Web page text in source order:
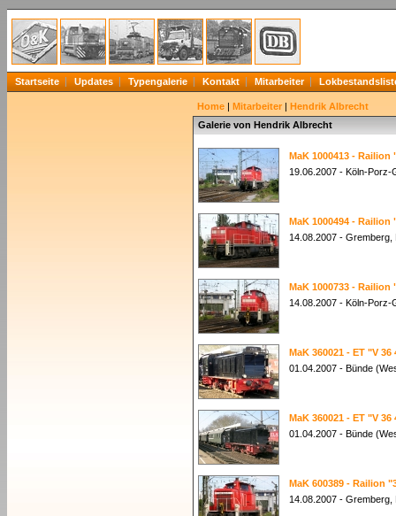
Startseite Updates Typengalerie Kontakt Mitarbeiter
Home | Mitarbeiter | Hendrik Albrecht
Galerie von Hendrik Albrecht
MaK 1000413 - Railion
19.06.2007 - Köln-
MaK 1000494 - Railion
14.08.2007 - Gremberg,
MaK 1000733 - Railion
14.08.2007 - Köln-
MaK 360021 - ET "V 36
01.04.2007 - Bünde
MaK 360021 - ET "V 36
01.04.2007 - Bünde
MaK 600389 - Railion
14.08.2007 - Gremberg,